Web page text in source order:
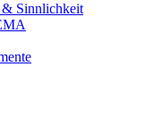
& Sinnlichkeit